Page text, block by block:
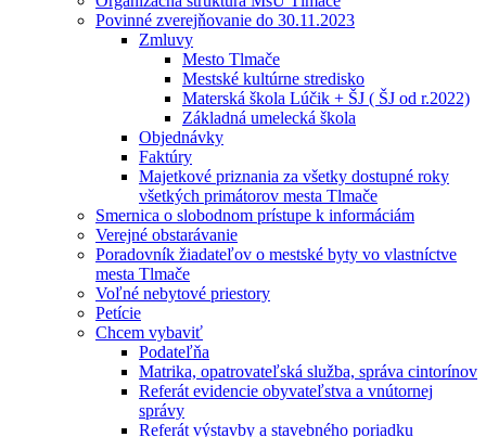
Povinné zverejňovanie do 30.11.2023
Zmluvy
Mesto Tlmače
Mestské kultúrne stredisko
Materská škola Lúčik + ŠJ ( ŠJ od r.2022)
Základná umelecká škola
Objednávky
Faktúry
Majetkové priznania za všetky dostupné roky
všetkých primátorov mesta Tlmače
Smernica o slobodnom prístupe k informáciám
Verejné obstarávanie
Poradovník žiadateľov o mestské byty vo vlastníctve
mesta Tlmače
Voľné nebytové priestory
Petície
Chcem vybaviť
Podateľňa
Matrika, opatrovateľská služba, správa cintorínov
Referát evidencie obyvateľstva a vnútornej
správy
Referát výstavby a stavebného poriadku